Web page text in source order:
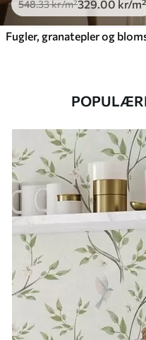
548.33kr/m²329.00 kr/m²